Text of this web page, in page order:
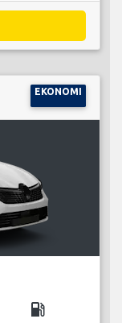
EKONOMI
local_gas_station